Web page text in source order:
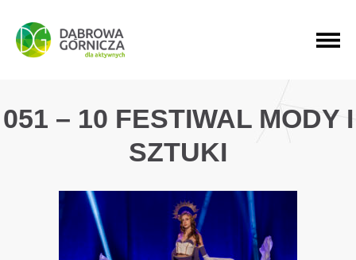
PRZEJDŹ DO MENU GŁÓWNEGO
PRZEJDŹ DO WYSZUKIWARKI
PRZEJDŹ DO TREŚCI
051 – 10 FESTIWAL MODY I
SZTUKI